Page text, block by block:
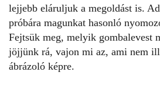
lejjebb eláruljuk a megoldást is.
próbára magunkat hasonló
Fejtsük meg, melyik gombalevest
jöjjünk rá, vajon mi az, ami nem
ábrázoló képre.